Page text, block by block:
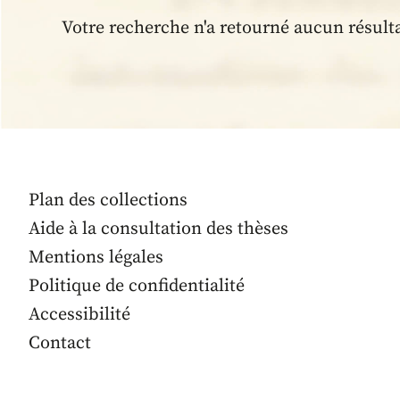
Votre recherche n'a retourné aucun
Plan des collections
Aide à la consultation des thèses
Mentions légales
Politique de confidentialité
Accessibilité
Contact